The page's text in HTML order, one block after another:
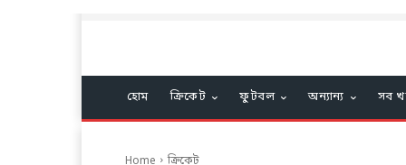
হোম ক্রিকেট ফুটবল অন্যান্য সব
Home ক্রিকেট